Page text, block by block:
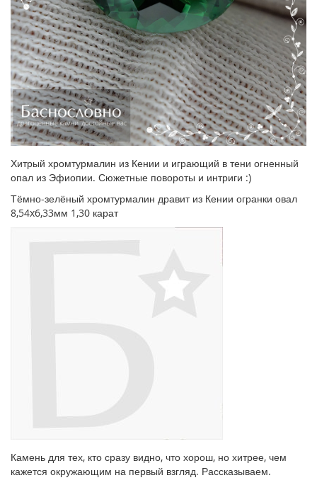
Хитрый хромтурмалин из Кении и играющий в тени огненный
опал из Эфиопии. Сюжетные повороты и интриги :)
Тёмно-зелёный хромтурмалин дравит из Кении огранки овал
8,54x6,33мм 1,30 карат
Камень для тех, кто сразу видно, что хорош, но хитрее, чем
кажется окружающим на первый взгляд. Рассказываем.